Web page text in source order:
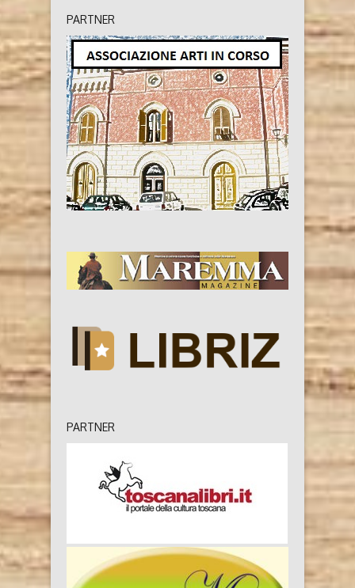
PARTNER
PARTNER